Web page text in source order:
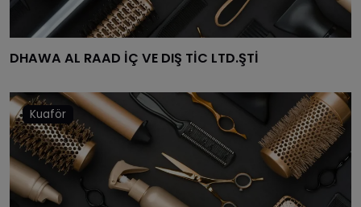
DHAWA AL RAAD İÇ VE DIŞ TİC LTD.ŞTİ
Kuaför